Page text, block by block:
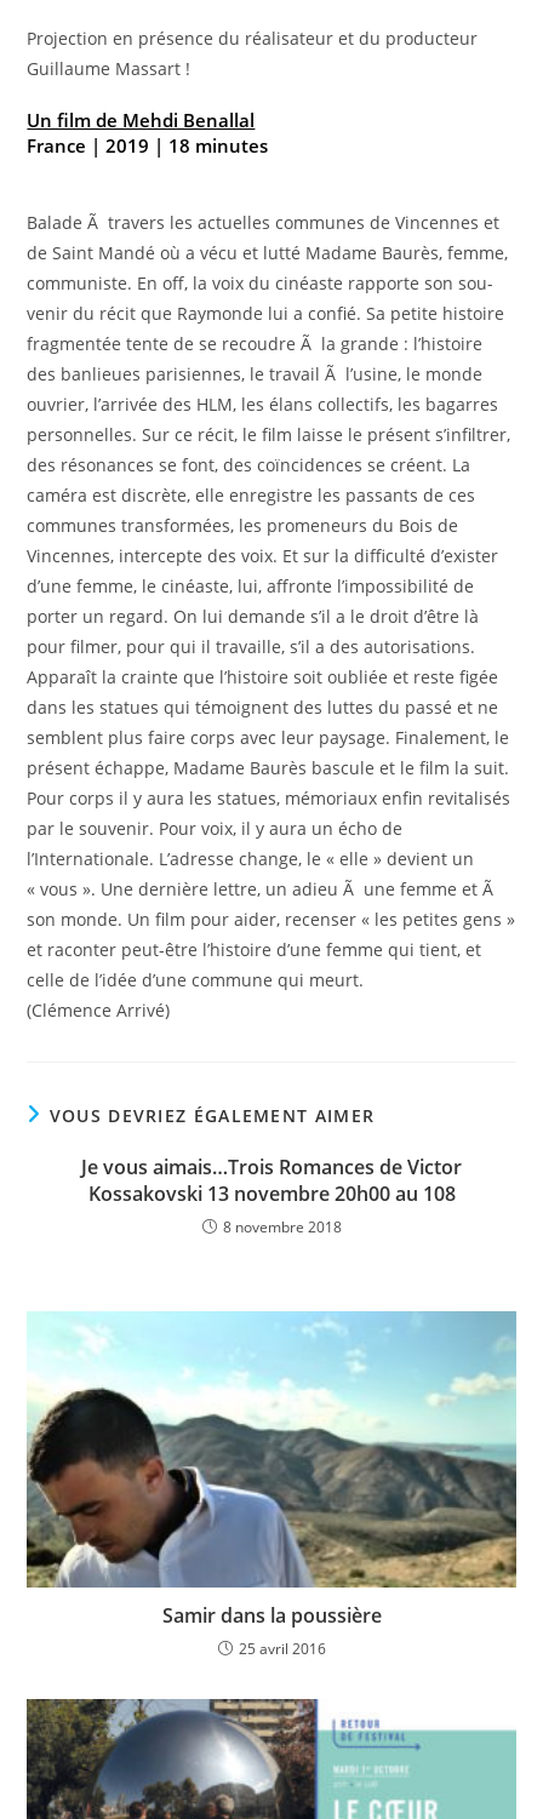
Projection en présence du réalisateur et du producteur
Guillaume Massart !
Un film de Mehdi Benallal
France | 2019 | 18 minutes
Balade Ã travers les actuelles communes de Vincennes et
de Saint Mandé où a vécu et lutté Madame Baurès, femme,
communiste. En off, la voix du cinéaste rapporte son sou­
venir du récit que Raymonde lui a confié. Sa petite histoire
fragmentée tente de se recoudre Ã la grande : l’histoire
des banlieues parisiennes, le travail Ã l’usine, le monde
ouvrier, l’arrivée des HLM, les élans collec­tifs, les bagarres
personnelles. Sur ce récit, le film laisse le présent s’in­filtrer,
des résonances se font, des coïncidences se créent. La
caméra est discrète, elle enregistre les passants de ces
communes transfor­mées, les promeneurs du Bois de
Vincennes, intercepte des voix. Et sur la difficulté d’exister
d’une femme, le cinéaste, lui, affronte l’impossibilité de
porter un regard. On lui demande s’il a le droit d’être là
pour filmer, pour qui il travaille, s’il a des autorisations.
Apparaît la crainte que l’histoire soit oubliée et reste figée
dans les statues qui témoignent des luttes du passé et ne
semblent plus faire corps avec leur paysage. Finalement, le
présent échappe, Madame Baurès bascule et le film la suit.
Pour corps il y aura les statues, mémoriaux enfin revita­lisés
par le souvenir. Pour voix, il y aura un écho de
l’Internationale. L’adresse change, le « elle » devient un
« vous ». Une dernière lettre, un adieu Ã une femme et Ã
son monde. Un film pour aider, recenser « les petites gens »
et raconter peut-être l’histoire d’une femme qui tient, et
celle de l’idée d’une commune qui meurt.
(Clémence Arrivé)
VOUS DEVRIEZ ÉGALEMENT AIMER
Je vous aimais…Trois Romances de Victor
Kossakovski 13 novembre 20h00 au 108
8 novembre 2018
Samir dans la poussière
25 avril 2016